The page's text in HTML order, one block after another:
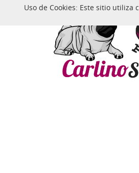
Uso de Cookies: Este sitio